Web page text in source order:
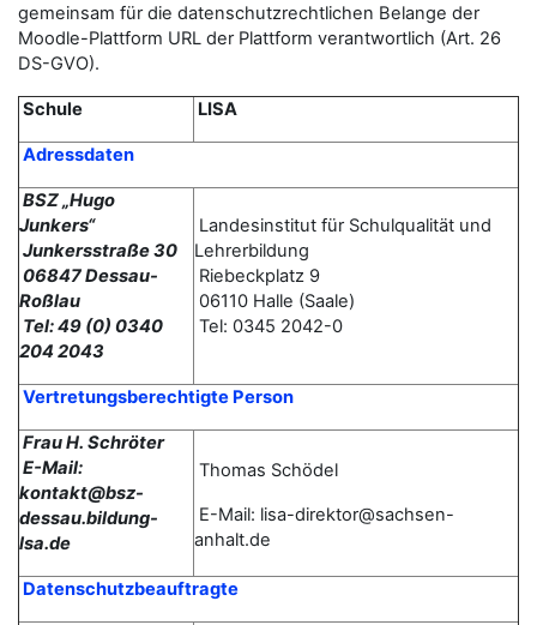
gemeinsam für die datenschutzrechtlichen Belange der
Moodle-Plattform URL der Plattform verantwortlich (Art. 26
DS-GVO).
Schule LISA
Adressdaten
BSZ „Hugo
Junkers“
Junkersstraße 30
06847 Dessau-
Roßlau
Tel: 49 (0) 0340
204 2043
Landesinstitut für Schulqualität und
Lehrerbildung
Riebeckplatz 9
06110 Halle (Saale)
Tel: 0345 2042-0
Vertretungsberechtigte Person
Frau H. Schröter
E-Mail:
kontakt@bsz-
dessau.bildung-
lsa.de
Thomas Schödel
E-Mail: lisa-direktor@sachsen-
anhalt.de
Datenschutzbeauftragte